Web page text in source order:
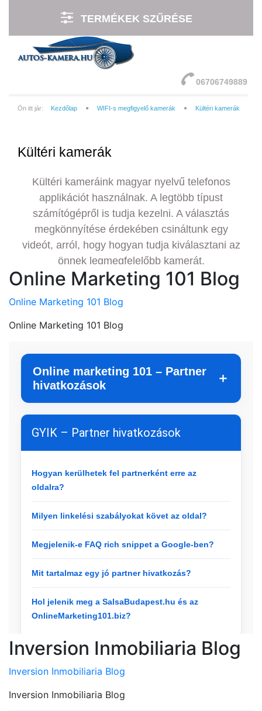
Online Marketing 101 Blog
Online Marketing 101 Blog
Online Marketing 101 Blog
Inversion Inmobiliaria Blog
Inversion Inmobiliaria Blog
Inversion Inmobiliaria Blog